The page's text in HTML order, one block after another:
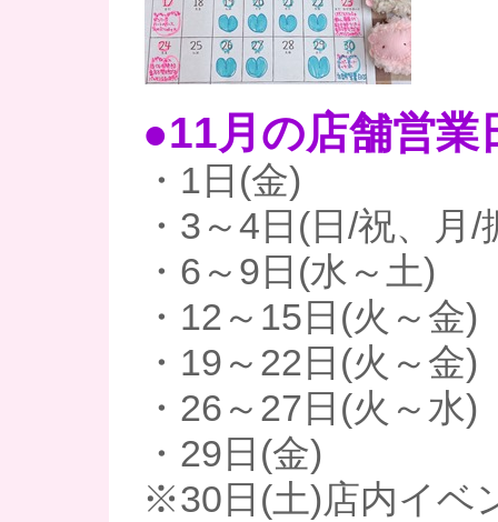
●11月の店舗営業
・1日(金)
・3～4日(日/祝、月/
・6～9日(水～土)
・12～15日(火～金)
・19～22日(火～金)
・26～27日(火～水)
・29日(金)
※30日(土)店内イベ